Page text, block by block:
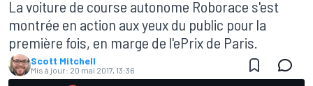
La voiture de course autonome Roborace s'est
montrée en action aux yeux du public pour la
première fois, en marge de l'ePrix de Paris.
Scott Mitchell
Mis à jour: 20 mai 2017, 13:36